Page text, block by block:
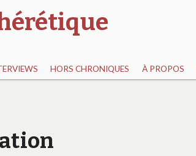
HORS CHRONIQUES À PROPOS